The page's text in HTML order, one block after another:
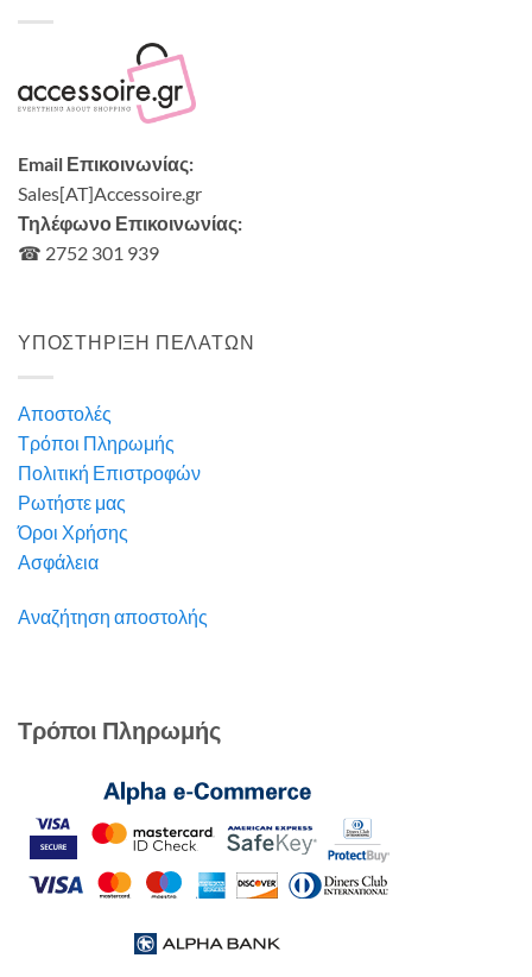
Email Επικοινωνίας:
Sales[AT]Accessoire.gr
Τηλέφωνο Επικοινωνίας:
☎ 2752 301 939
ΥΠΟΣΤΗΡΙΞΗ ΠΕΛΑΤΩΝ
Αποστολές
Τρόποι Πληρωμής
Πολιτική Επιστροφών
Ρωτήστε μας
Όροι Χρήσης
Ασφάλεια
Αναζήτηση αποστολής
Τρόποι Πληρωμής